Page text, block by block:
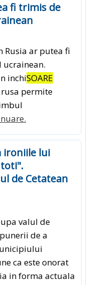
fi trimis de
Rusia ar putea fi
inchiSOARE
permite
ironiile lui
de Cetatean
valul de
de a
ca este onorat
in forma actuala